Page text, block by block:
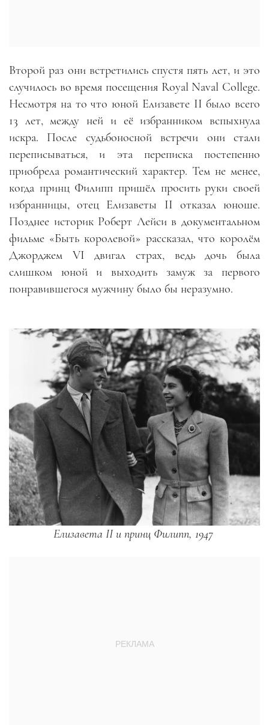
Второй раз они встретились спустя пять лет, и это
случилось во время посещения Royal Naval College.
Несмотря на то что юной Елизавете II было всего
13 лет, между ней и её избранником вспыхнула
искра. После судьбоносной встречи они стали
переписываться, и эта переписка постепенно
приобрела романтический характер. Тем не менее,
когда принц Филипп пришёл просить руки своей
избранницы, отец Елизаветы II отказал юноше.
Позднее историк Роберт Лейси в документальном
фильме «Быть королевой» рассказал, что королём
Джорджем VI двигал страх, ведь дочь была
слишком юной и выходить замуж за первого
понравившегося мужчину было бы неразумно.
Елизавета II и принц Филипп, 1947